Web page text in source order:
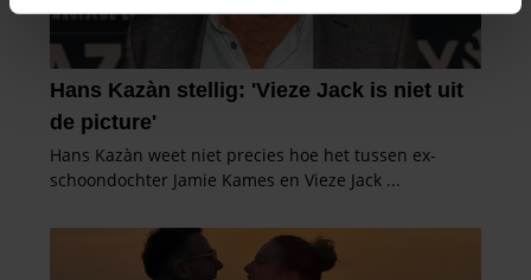
intrekken in de Cookieverklaring.
We gebruiken cookies om content en advertenties te
personaliseren, om functies voor social media te bieden
en om ons websiteverkeer te analyseren. Ook delen we
informatie over uw gebruik van onze site met onze
partners voor social media, adverteren en analyse. Deze
informatie die u aan ze heeft verstrekt of die ze hebben
verzameld op basis van uw gebruik van hun services. U